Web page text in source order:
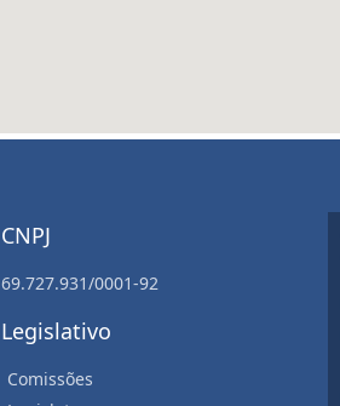
CNPJ
69.727.931/0001-92
Legislativo
Comissões